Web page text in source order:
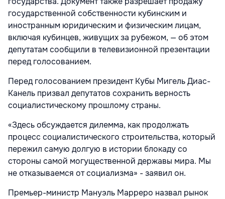
государственной собственности кубинским и
иностранным юридическим и физическим лицам,
включая кубинцев, живущих за рубежом, — об этом
депутатам сообщили в телевизионной презентации
перед голосованием.
Перед голосованием президент Кубы Мигель Диас-
Канель призвал депутатов сохранить верность
социалистическому прошлому страны.
«Здесь обсуждается дилемма, как продолжать
процесс социалистического строительства, который
пережил самую долгую в истории блокаду со
стороны самой могущественной державы мира. Мы
не отказываемся от социализма» - заявил он.
Премьер-министр Мануэль Марреро назвал рынок